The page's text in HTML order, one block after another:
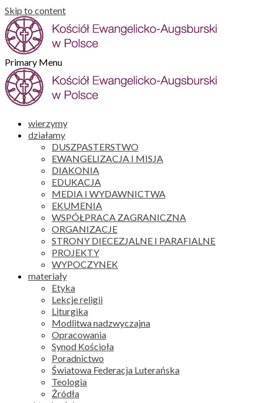
Skip to content
Primary Menu
wierzymy
działamy
DUSZPASTERSTWO
EWANGELIZACJA I MISJA
DIAKONIA
EDUKACJA
MEDIA I WYDAWNICTWA
EKUMENIA
WSPÓŁPRACA ZAGRANICZNA
ORGANIZACJE
STRONY DIECEZJALNE I PARAFIALNE
PROJEKTY
WYPOCZYNEK
materiały
Etyka
Lekcje religii
Liturgika
Modlitwa nadzwyczajna
Opracowania
Synod Kościoła
Poradnictwo
Światowa Federacja Luterańska
Teologia
Źródła